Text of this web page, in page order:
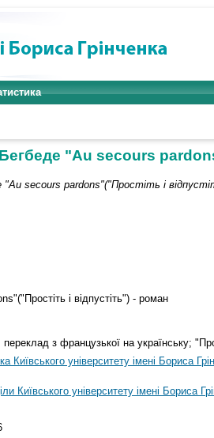
"Au secours
"Au secours pardons"("Простіть і
і відпустіть") - роман
з французької на українську;
Київського університету імені Бориса
Київського університету імені Бориса